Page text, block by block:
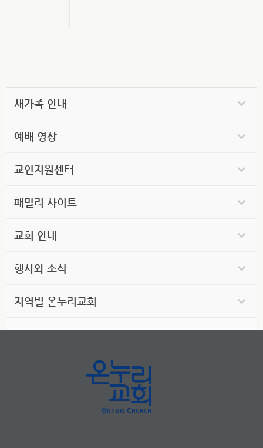
새가족 안내
예배 영상
교인지원센터
패밀리 사이트
교회 안내
행사와 소식
지역별 온누리교회